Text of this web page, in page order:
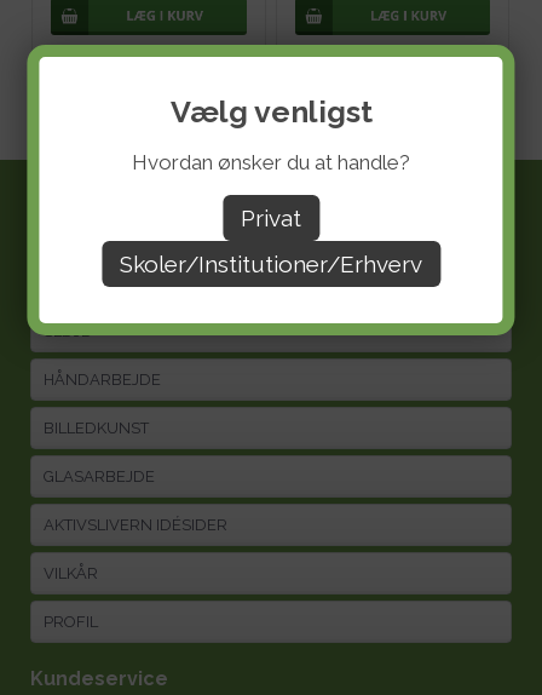
Vælg venligst
Hvordan ønsker du at handle?
Privat
Skoler/Institutioner/Erhverv
HÅNDVÆRK & DESIGN
SLØJD
HÅNDARBEJDE
BILLEDKUNST
GLASARBEJDE
AKTIVSLIVERN IDÉSIDER
VILKÅR
PROFIL
Kundeservice